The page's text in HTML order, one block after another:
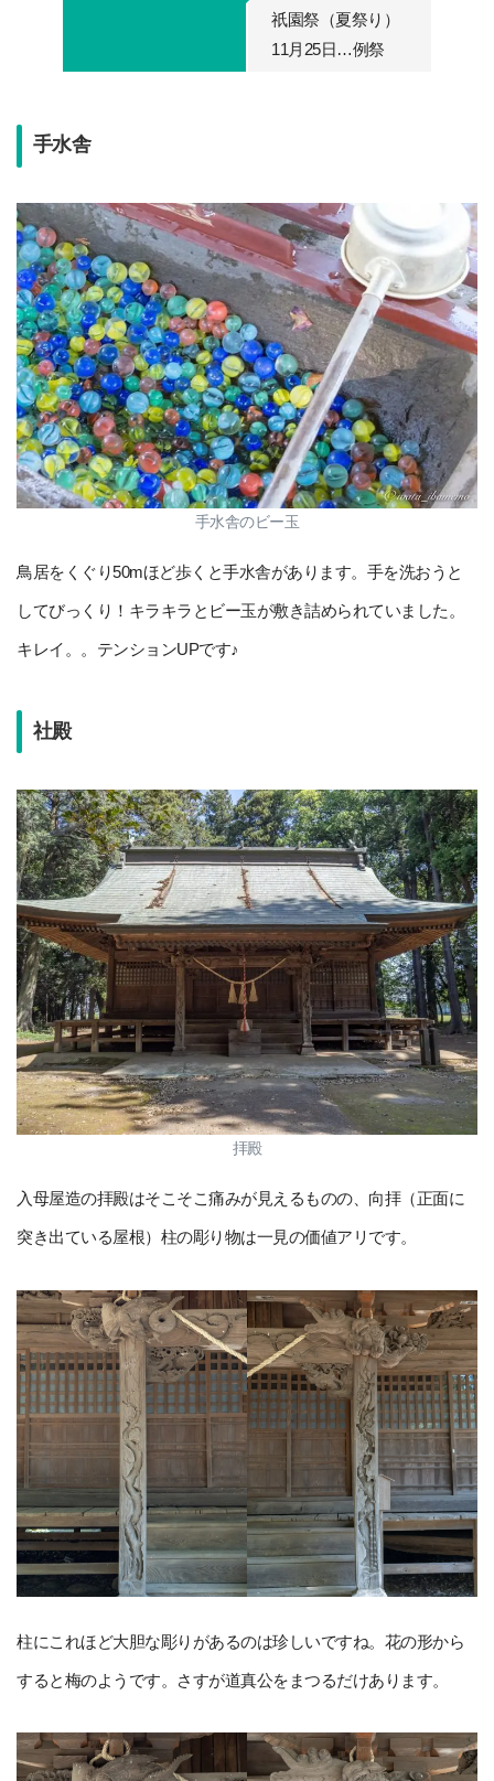
祇園祭（夏祭り）
11月25日…例祭
手水舎
手水舎のビー玉
鳥居をくぐり50mほど歩くと手水舎があります。手を洗おうと
してびっくり！キラキラとビー玉が敷き詰められていました。
キレイ。。テンションUPです♪
社殿
拝殿
入母屋造の拝殿はそこそこ痛みが見えるものの、向拝（正面に
突き出ている屋根）柱の彫り物は一見の価値アリです。
柱にこれほど大胆な彫りがあるのは珍しいですね。花の形から
すると梅のようです。さすが道真公をまつるだけあります。